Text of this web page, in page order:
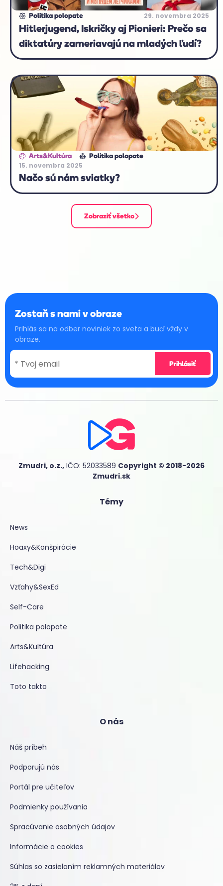
Politika polopate 29. novembra 2025
Hitlerjugend, Iskričky aj Pionieri: Prečo sa
diktatúry zameriavajú na mladých ľudí?
Arts&Kultúra
Politika polopate
15. novembra 2025
Načo sú nám sviatky?
Zobraziť všetko
Zostaň s nami v obraze
Prihlás sa na odber noviniek zo sveta a buď vždy v
obraze.
Zmudri, o.z., IČO: 52033589 Copyright © 2018-2026
Zmudri.sk
Témy
News
Hoaxy&Konšpirácie
Tech&Digi
Vzťahy&SexEd
Self-Care
Politika polopate
Arts&Kultúra
Lifehacking
Toto takto
O nás
Náš príbeh
Podporujú nás
Portál pre učiteľov
Podmienky používania
Spracúvanie osobných údajov
Informácie o cookies
Súhlas so zasielaním reklamných materiálov